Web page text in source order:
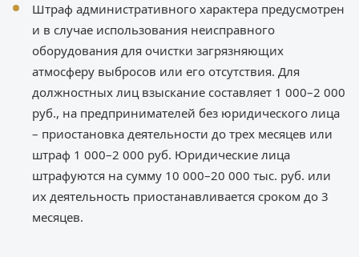
Штраф административного характера предусмотрен
и в случае использования неисправного
оборудования для очистки загрязняющих
атмосферу выбросов или его отсутствия. Для
должностных лиц взыскание составляет 1 000–2 000
руб., на предпринимателей без юридического лица
– приостановка деятельности до трех месяцев или
штраф 1 000–2 000 руб. Юридические лица
штрафуются на сумму 10 000–20 000 тыс. руб. или
их деятельность приостанавливается сроком до 3
месяцев.